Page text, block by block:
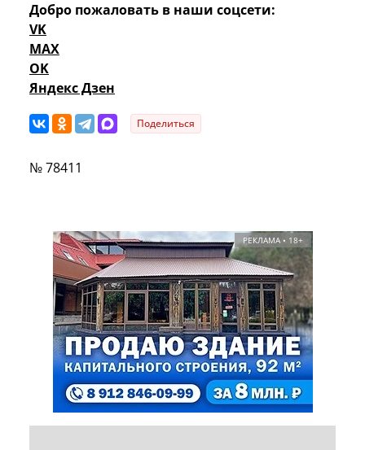
Добро пожаловать в наши соцсети:
VK
MAX
OK
Яндекс Дзен
Поделиться
№ 78411
РЕКЛАМА • 18+